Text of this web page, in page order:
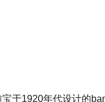
于1920年代设计的